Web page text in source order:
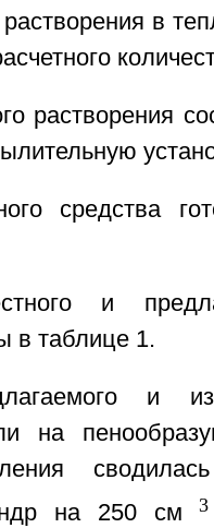
растворения в
растворения
средства
и
в таблице 1.
и
на
на 250 см 3